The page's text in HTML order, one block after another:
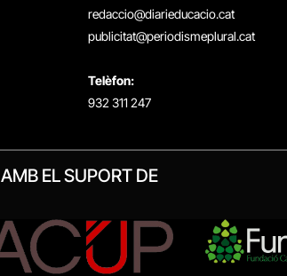
redaccio@diarieducacio.cat
publicitat@periodismeplural.cat
Telèfon:
932 311 247
AMB EL SUPORT DE